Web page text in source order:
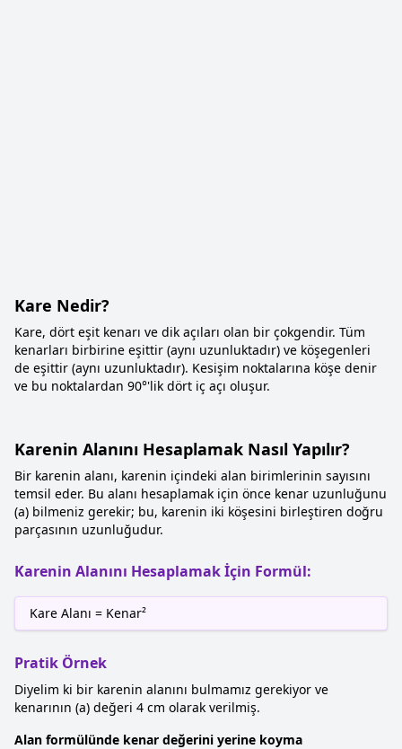
Kare Nedir?
Kare, dört eşit kenarı ve dik açıları olan bir çokgendir. Tüm
kenarları birbirine eşittir (aynı uzunluktadır) ve köşegenleri
de eşittir (aynı uzunluktadır). Kesişim noktalarına köşe denir
ve bu noktalardan 90°'lik dört iç açı oluşur.
Karenin Alanını Hesaplamak Nasıl Yapılır?
Bir karenin alanı, karenin içindeki alan birimlerinin sayısını
temsil eder. Bu alanı hesaplamak için önce kenar uzunluğunu
(a) bilmeniz gerekir; bu, karenin iki köşesini birleştiren doğru
parçasının uzunluğudur.
Karenin Alanını Hesaplamak İçin Formül:
Kare Alanı = Kenar²
Pratik Örnek
Diyelim ki bir karenin alanını bulmamız gerekiyor ve
kenarının (a) değeri 4 cm olarak verilmiş.
Alan formülünde kenar değerini yerine koyma